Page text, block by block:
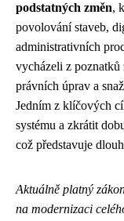
podstatných změn,
povolování staveb,
administrativních
vycházeli z poznatků
právních úprav a
Jedním z klíčových
systému a zkrátit
což představuje
Aktuálně platný
na modernizaci